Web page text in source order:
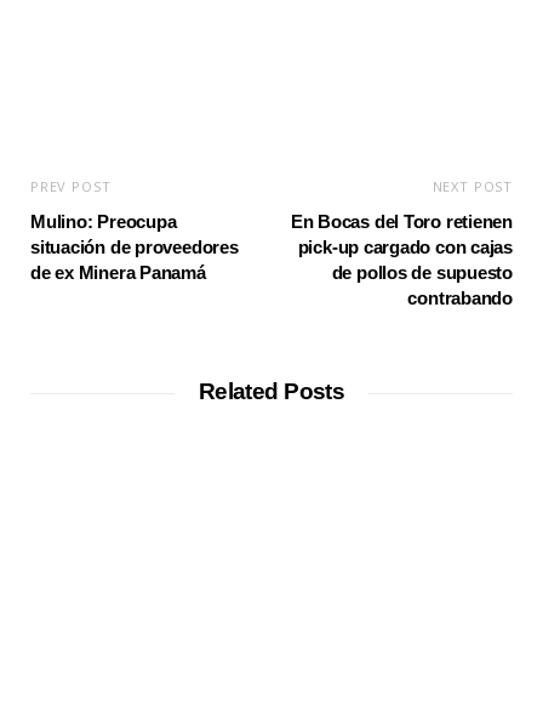
PREV POST
Mulino: Preocupa
situación de proveedores
de ex Minera Panamá
NEXT POST
En Bocas del Toro retienen
pick-up cargado con cajas
de pollos de supuesto
contrabando
Related Posts